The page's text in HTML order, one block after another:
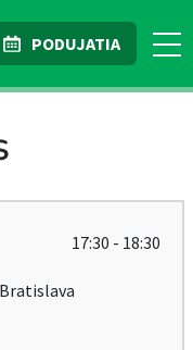
PODUJATIA
17:30 - 18:30